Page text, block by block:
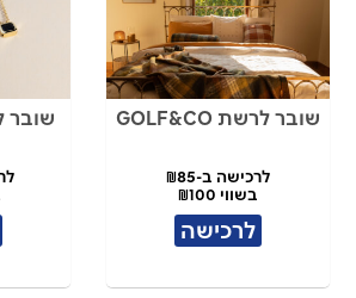
שובר לרשת GOLF&CO
לרכישה ב-₪85
בשווי ₪100
לרכישה
שובר